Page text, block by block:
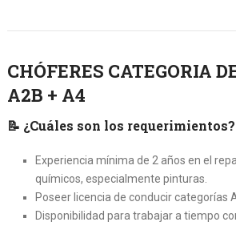
CHÓFERES CATEGORIA
A2B + A4
📝 ¿Cuáles son los requerimientos?
Experiencia mínima de 2 años en el
químicos, especialmente pinturas.
Poseer licencia de conducir categorías
Disponibilidad para trabajar a tiempo